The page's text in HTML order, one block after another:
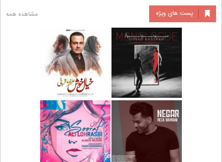
پست های ویژه مشاهده همه
دانلود آلبوم جدید سیروان
خسروی بنام مونولوگ
دانلود آهنگ جدید علیرضا
قربانی بنام خیال خوش